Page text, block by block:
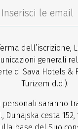
dell’iscrizione,
generali
di Sava Hotels &
Turizem d.d.).
personali saranno
Dunajska cesta